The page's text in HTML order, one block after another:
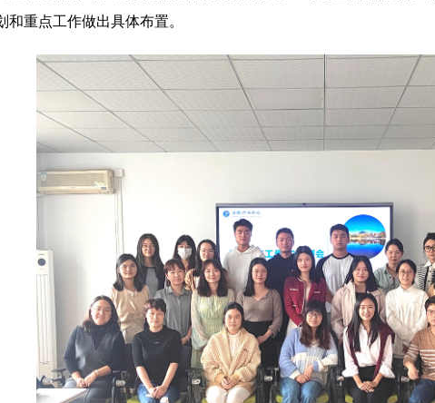
重点工作做出具体布置。